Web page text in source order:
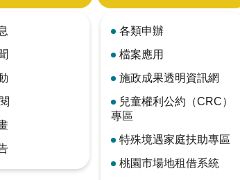
各類申辦
檔案應用
施政成果透明資訊網
兒童權利公約（CRC）
專區
特殊境遇家庭扶助專區
桃園市場地租借系統